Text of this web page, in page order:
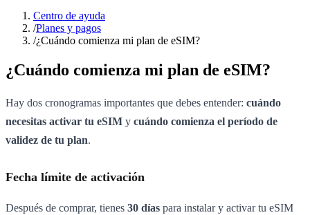
Centro de ayuda
/Planes y pagos
/¿Cuándo comienza mi plan de eSIM?
¿Cuándo comienza mi plan de eSIM?
Hay dos cronogramas importantes que debes entender: cuándo
necesitas activar tu eSIM y cuándo comienza el período de
validez de tu plan.
Fecha límite de activación
Después de comprar, tienes 30 días para instalar y activar tu eSIM